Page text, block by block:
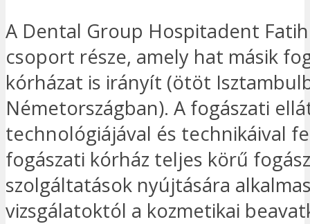
A Dental Group Hospitadent
csoport része, amely hat másik
kórházat is irányít (ötöt
Németországban). A fogászati
technológiájával és technikáival
fogászati kórház teljes körű
szolgáltatások nyújtására
vizsgálatoktól a kozmetikai